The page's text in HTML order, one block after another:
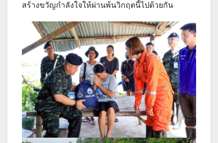
สร้างขวัญกำลังใจให้ผ่านพ้นวิกฤตนี้ไปด้วยกัน